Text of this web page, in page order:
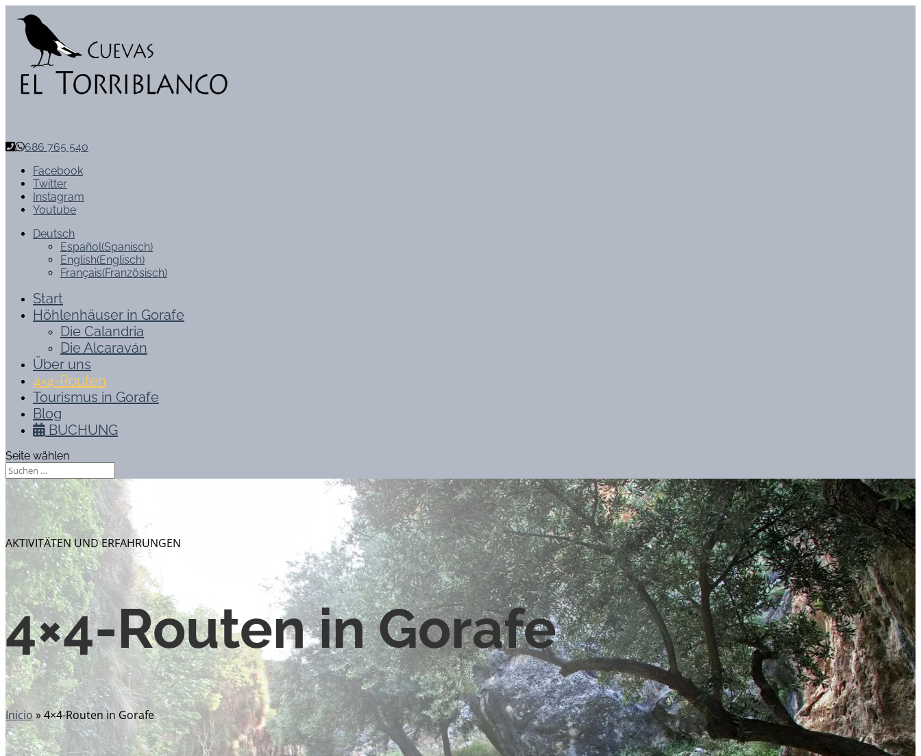
686 765 540
Facebook
Twitter
Instagram
Youtube
Deutsch
Español(Spanisch)
English(Englisch)
Français(Französisch)
Start
Höhlenhäuser in Gorafe
Die Calandria
Die Alcaraván
Über uns
4×4-Routen
Tourismus in Gorafe
Blog
BUCHUNG
Seite wählen
AKTIVITÄTEN UND ERFAHRUNGEN
4×4-Routen in Gorafe
Inicio»4×4-Routen in Gorafe